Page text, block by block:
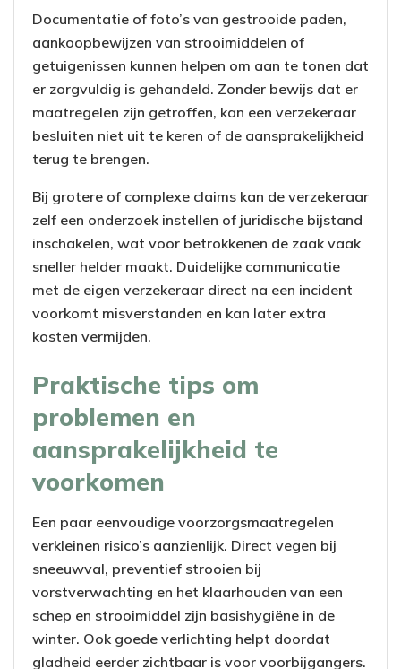
Documentatie of foto’s van gestrooide paden,
aankoopbewijzen van strooimiddelen of
getuigenissen kunnen helpen om aan te tonen dat
er zorgvuldig is gehandeld. Zonder bewijs dat er
maatregelen zijn getroffen, kan een verzekeraar
besluiten niet uit te keren of de aansprakelijkheid
terug te brengen.
Bij grotere of complexe claims kan de verzekeraar
zelf een onderzoek instellen of juridische bijstand
inschakelen, wat voor betrokkenen de zaak vaak
sneller helder maakt. Duidelijke communicatie
met de eigen verzekeraar direct na een incident
voorkomt misverstanden en kan later extra
kosten vermijden.
Praktische tips om
problemen en
aansprakelijkheid te
voorkomen
Een paar eenvoudige voorzorgsmaatregelen
verkleinen risico’s aanzienlijk. Direct vegen bij
sneeuwval, preventief strooien bij
vorstverwachting en het klaarhouden van een
schep en strooimiddel zijn basishygiëne in de
winter. Ook goede verlichting helpt doordat
gladheid eerder zichtbaar is voor voorbijgangers.